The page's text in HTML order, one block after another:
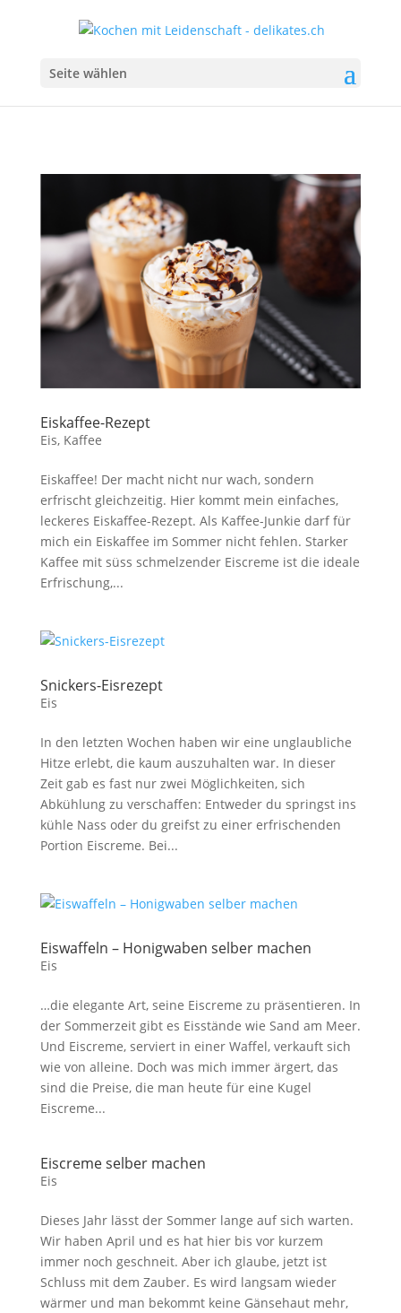
Seite wählen
Eiskaffee-Rezept
Eis, Kaffee
Eiskaffee! Der macht nicht nur wach, sondern
erfrischt gleichzeitig. Hier kommt mein einfaches,
leckeres Eiskaffee-Rezept. Als Kaffee-Junkie darf für
mich ein Eiskaffee im Sommer nicht fehlen. Starker
Kaffee mit süss schmelzender Eiscreme ist die ideale
Erfrischung,...
Snickers-Eisrezept
Eis
In den letzten Wochen haben wir eine unglaubliche
Hitze erlebt, die kaum auszuhalten war. In dieser
Zeit gab es fast nur zwei Möglichkeiten, sich
Abkühlung zu verschaffen: Entweder du springst ins
kühle Nass oder du greifst zu einer erfrischenden
Portion Eiscreme. Bei...
Eiswaffeln – Honigwaben selber machen
Eis
…die elegante Art, seine Eiscreme zu präsentieren. In
der Sommerzeit gibt es Eisstände wie Sand am Meer.
Und Eiscreme, serviert in einer Waffel, verkauft sich
wie von alleine. Doch was mich immer ärgert, das
sind die Preise, die man heute für eine Kugel
Eiscreme...
Eiscreme selber machen
Eis
Dieses Jahr lässt der Sommer lange auf sich warten.
Wir haben April und es hat hier bis vor kurzem
immer noch geschneit. Aber ich glaube, jetzt ist
Schluss mit dem Zauber. Es wird langsam wieder
wärmer und man bekommt keine Gänsehaut mehr,